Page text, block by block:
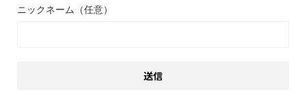
ニックネーム（任意）